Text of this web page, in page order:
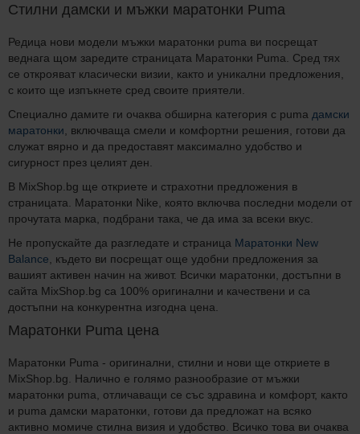
Стилни дамски и мъжки маратонки Puma
Редица нови модели мъжки маратонки puma ви посрещат
веднага щом заредите страницата Маратонки Puma. Сред тях
се открояват класически визии, както и уникални предложения,
с които ще изпъкнете сред своите приятели.
Специално дамите ги очаква обширна категория с puma дамски
маратонки , включваща смели и комфортни решения, готови да
служат вярно и да предоставят максимално удобство и
сигурност през целият ден.
В MixShop.bg ще откриете и страхотни предложения в
страницата. Маратонки Nike, която включва последни модели от
прочутата марка, подбрани така, че да има за всеки вкус.
Не пропускайте да разгледате и страница Маратонки New
Balance , където ви посрещат още удобни предложения за
вашият активен начин на живот. Всички маратонки, достъпни в
сайта MixShop.bg са 100% оригинални и качествени и са
достъпни на конкурентна изгодна цена.
Маратонки Puma цена
Маратонки Puma - оригинални, стилни и нови ще откриете в
MixShop.bg. Налично е голямо разнообразие от мъжки
маратонки puma, отличаващи се със здравина и комфорт, както
и puma дамски маратонки, готови да предложат на всяко
активно момиче стилна визия и удобство. Всичко това ви очаква